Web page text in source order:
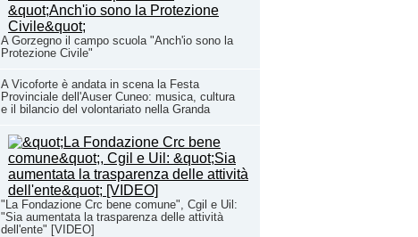
A Gorzegno il campo scuola "Anch'io sono la
Protezione Civile"
A Vicoforte è andata in scena la Festa
Provinciale dell'Auser Cuneo: musica, cultura
e il bilancio del volontariato nella Granda
"La Fondazione Crc bene comune", Cgil e Uil:
"Sia aumentata la trasparenza delle attività
dell'ente" [VIDEO]